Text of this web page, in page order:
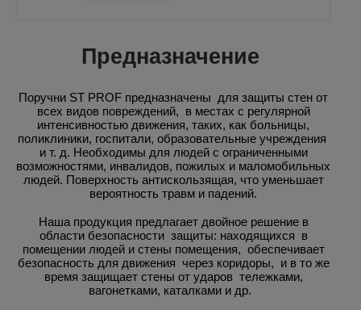
Предназначение
Поручни ST PROF предназначены для защиты стен от
всех видов повреждений, в местах с регулярной
интенсивностью движения, таких, как больницы,
поликлиники, госпитали, образовательные учреждения
и т. д. Необходимы для людей с ограниченными
возможностями, инвалидов, пожилых и маломобильных
людей. Поверхность антискользящая, что уменьшает
вероятность травм и падений.
Наша продукция предлагает двойное решение в
области безопасности защиты: находящихся в
помещении людей и стены помещения, обеспечивает
безопасность для движения через коридоры, и в то же
время защищает стены от ударов тележками,
вагонетками, каталками и др.